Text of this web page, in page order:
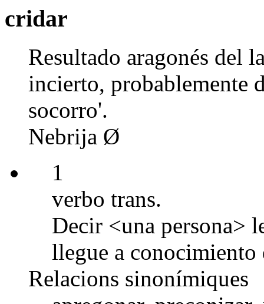
cridar
Resultado aragonés del
incierto, probablemente
socorro'.
Nebrija Ø
1
verbo trans.
Decir <una persona>
llegue a conocimiento
Relacions sinonímiques